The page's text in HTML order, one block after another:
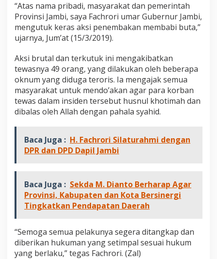
i
P
e
n
m
b
a
k
a
n
D
i
l
a
a
“Atas nama pribadi, masyarakat dan pemerintah
Provinsi Jambi, saya Fachrori umar Gubernur Jambi,
mengutuk keras aksi penembakan membabi buta,”
ujarnya, Jum’at (15/3/2019).
Aksi brutal dan terkutuk ini mengakibatkan
tewasnya 49 orang, yang dilakukan oleh beberapa
oknum yang diduga teroris. Ia mengajak semua
masyarakat untuk mendo’akan agar para korban
tewas dalam insiden tersebut husnul khotimah dan
dibalas oleh Allah dengan pahala syahid.
Baca Juga : H. Fachrori Silaturahmi dengan
DPR dan DPD Dapil Jambi
Baca Juga : Sekda M. Dianto Berharap Agar
Provinsi, Kabupaten dan Kota Bersinergi
Tingkatkan Pendapatan Daerah
“Semoga semua pelakunya segera ditangkap dan
diberikan hukuman yang setimpal sesuai hukum
yang berlaku,” tegas Fachrori. (Zal)